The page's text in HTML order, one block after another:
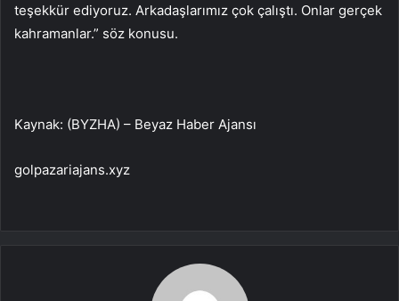
teşekkür ediyoruz. Arkadaşlarımız çok çalıştı. Onlar gerçek
kahramanlar.” söz konusu.
Kaynak: (BYZHA) – Beyaz Haber Ajansı
golpazariajans.xyz